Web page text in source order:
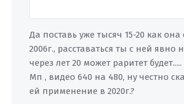
Да поставь уже тысяч 15-20 как она
2006г., расставаться ты с ней явно
через лет 20 может раритет
Мп , видео 640 на 480, ну честно
ей применение в 2020г.?